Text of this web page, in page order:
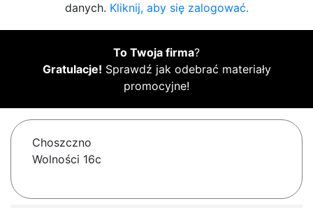
danych. Kliknij, aby się zalogować.
To Twoja firma?
Gratulacje! Sprawdź jak odebrać materiały
promocyjne!
Choszczno
Wolności 16c